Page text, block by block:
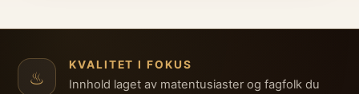
♨
KVALITET I FOKUS
Innhold laget av matentusiaster og fagfolk du